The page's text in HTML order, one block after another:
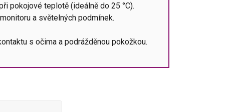
pokojové teplotě (ideálně do 25 °C).
a světelných podmínek.
s očima a podrážděnou pokožkou.